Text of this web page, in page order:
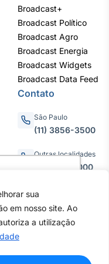
e
este site, você
Saiba mais
sua
em nosso site. Ao
a utilização
Broadcast+
Broadcast Político
Broadcast Agro
Broadcast Energia
Broadcast Widgets
Broadcast Data Feed
Contato
São Paulo
(11) 3856-3500
Outras localidades
0800.011.3000
Álvares, 55 - 3º e
do Limão, São
02598-900 -